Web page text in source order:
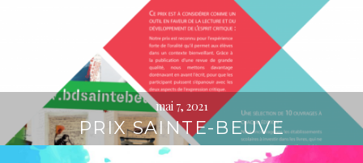
mai 7, 2021
PRIX SAINTE-BEUVE